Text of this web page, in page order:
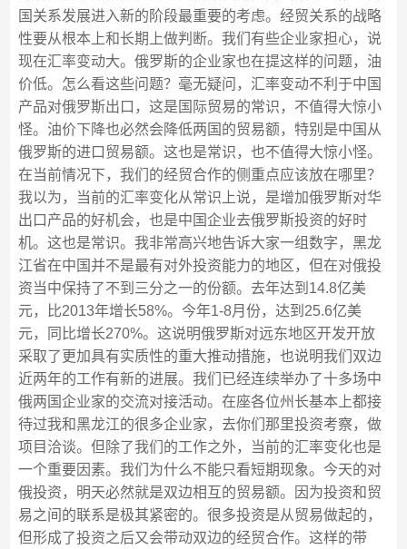
国关系发展进入新的阶段最重要的考虑。经贸关系的战略
性要从根本上和长期上做判断。我们有些企业家担心，说
现在汇率变动大。俄罗斯的企业家也在提这样的问题，油
价低。怎么看这些问题？毫无疑问，汇率变动不利于中国
产品对俄罗斯出口，这是国际贸易的常识，不值得大惊小
怪。油价下降也必然会降低两国的贸易额，特别是中国从
俄罗斯的进口贸易额。这也是常识，也不值得大惊小怪。
在当前情况下，我们的经贸合作的侧重点应该放在哪里？
我以为，当前的汇率变化从常识上说，是增加俄罗斯对华
出口产品的好机会，也是中国企业去俄罗斯投资的好时
机。这也是常识。我非常高兴地告诉大家一组数字，黑龙
江省在中国并不是最有对外投资能力的地区，但在对俄投
资当中保持了不到三分之一的份额。去年达到14.8亿美
元，比2013年增长58%。今年1-8月份，达到25.6亿美
元，同比增长270%。这说明俄罗斯对远东地区开发开放
采取了更加具有实质性的重大推动措施，也说明我们双边
近两年的工作有新的进展。我们已经连续举办了十多场中
俄两国企业家的交流对接活动。在座各位州长基本上都接
待过我和黑龙江的很多企业家，去你们那里投资考察，做
项目洽谈。但除了我们的工作之外，当前的汇率变化也是
一个重要因素。我们为什么不能只看短期现象。今天的对
俄投资，明天必然就是双边相互的贸易额。因为投资和贸
易之间的联系是极其紧密的。很多投资是从贸易做起的，
但形成了投资之后又会带动双边的经贸合作。这样的带